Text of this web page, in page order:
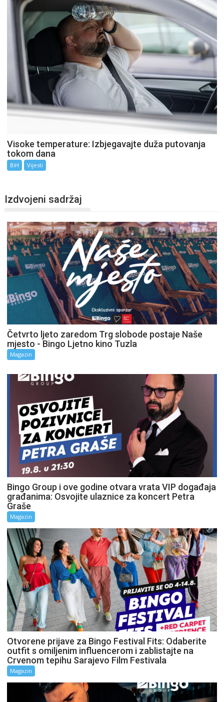
Visoke temperature: Izbjegavajte duža putovanja
tokom dana
BiH Vijesti
Izdvojeni sadržaj
Četvrto ljeto zaredom Trg slobode postaje Naše
mjesto - Bingo Ljetno kino Tuzla
Magazin
Bingo Group i ove godine otvara vrata VIP događaja
građanima: Osvojite ulaznice za koncert Petra
Graše
Magazin
Otvorene prijave za Bingo Festival Fits: Odaberite
outfit s omiljenim influencerom i zablistajte na
Crvenom tepihu Sarajevo Film Festivala
Magazin